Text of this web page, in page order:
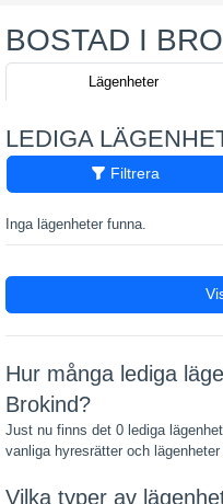
BOSTAD I
Lägenheter
LEDIGA
Filtrera
Inga lägenheter funna.
Hur många lediga
Brokind?
Just nu finns det 0 lediga
vanliga hyresrätter och
Vilka typer av